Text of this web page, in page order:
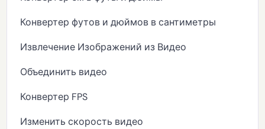
Конвертер футов и дюймов в сантиметры
Извлечение Изображений из Видео
Объединить видео
Конвертер FPS
Изменить скорость видео